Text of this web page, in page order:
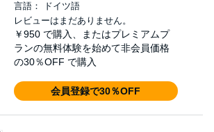
言語： ドイツ語
レビューはまだありません。
￥950 で購入、またはプレミアムプ
ランの無料体験を始めて非会員価格
の30％OFF で購入
会員登録で30％OFF